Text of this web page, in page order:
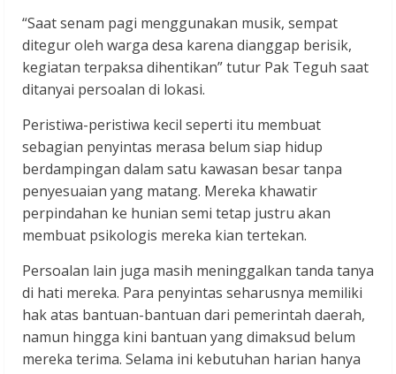
“Saat senam pagi menggunakan musik, sempat
ditegur oleh warga desa karena dianggap berisik,
kegiatan terpaksa dihentikan” tutur Pak Teguh saat
ditanyai persoalan di lokasi.
Peristiwa-peristiwa kecil seperti itu membuat
sebagian penyintas merasa belum siap hidup
berdampingan dalam satu kawasan besar tanpa
penyesuaian yang matang. Mereka khawatir
perpindahan ke hunian semi tetap justru akan
membuat psikologis mereka kian tertekan.
Persoalan lain juga masih meninggalkan tanda tanya
di hati mereka. Para penyintas seharusnya memiliki
hak atas bantuan-bantuan dari pemerintah daerah,
namun hingga kini bantuan yang dimaksud belum
mereka terima. Selama ini kebutuhan harian hanya